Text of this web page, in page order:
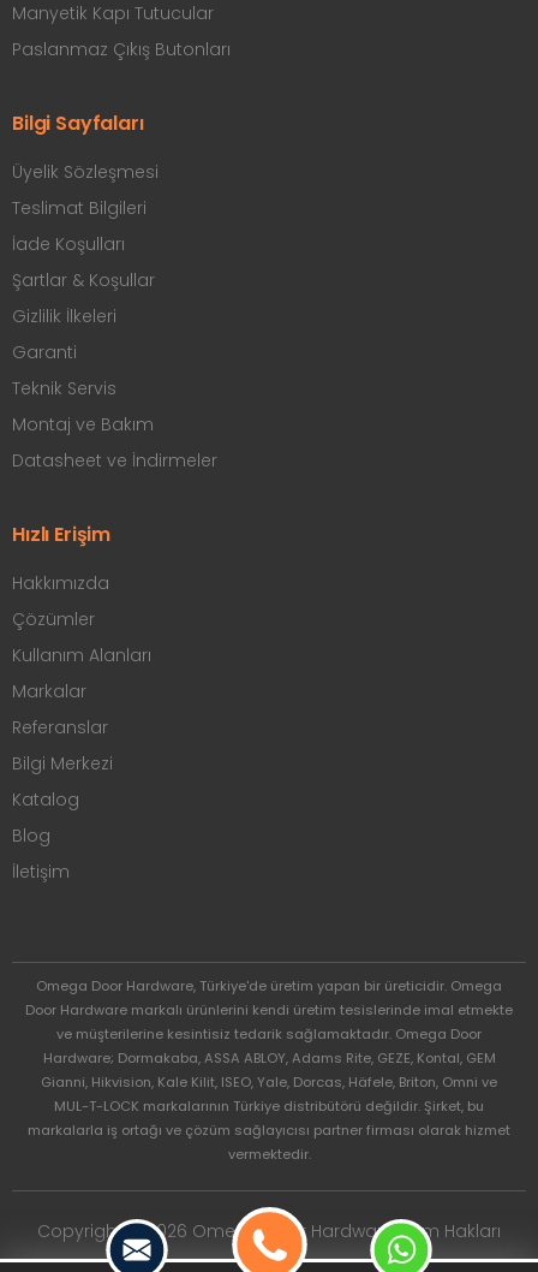
Manyetik Kapı Tutucular
Paslanmaz Çıkış Butonları
Bilgi Sayfaları
Üyelik Sözleşmesi
Teslimat Bilgileri
İade Koşulları
Şartlar & Koşullar
Gizlilik İlkeleri
Garanti
Teknik Servis
Montaj ve Bakım
Datasheet ve İndirmeler
Hızlı Erişim
Hakkımızda
Çözümler
Kullanım Alanları
Markalar
Referanslar
Bilgi Merkezi
Katalog
Blog
İletişim
Omega Door Hardware, Türkiye'de üretim yapan bir üreticidir. Omega
Door Hardware markalı ürünlerini kendi üretim tesislerinde imal etmekte
ve müşterilerine kesintisiz tedarik sağlamaktadır. Omega Door
Hardware; Dormakaba, ASSA ABLOY, Adams Rite, GEZE, Kontal, GEM
Gianni, Hikvision, Kale Kilit, ISEO, Yale, Dorcas, Häfele, Briton, Omni ve
MUL-T-LOCK markalarının Türkiye distribütörü değildir. Şirket, bu
markalarla iş ortağı ve çözüm sağlayıcısı partner firması olarak hizmet
vermektedir.
Copyright © 2026 Omega Door Hardware. Tüm Hakları
Saklıdır.